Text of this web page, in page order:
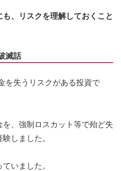
、リスクを理解しておくこと
滅話
を失うリスクがある投資で
、強制ロスカット等で殆ど失
しました。
いました。